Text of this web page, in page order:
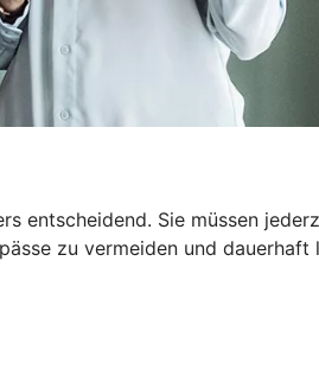
entscheidend. Sie müssen
zu vermeiden und